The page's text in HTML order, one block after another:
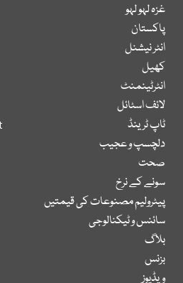
غزہ لہو لہو
پاکستان
انٹر نیشنل
کھیل
انٹرٹینمنٹ
لائف اسٹائل
ٹاپ ٹرینڈ
دلچسپ و عجیب
صحت
سونے کے نرخ
پیٹرولیم مصنوعات کی قیمتیں
سائنس و ٹیکنالوجی
بلاگ
بزنس
ویڈیوز